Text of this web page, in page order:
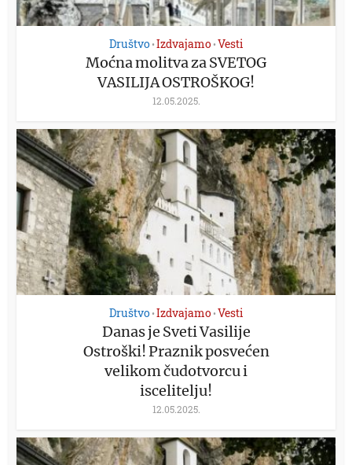
Društvo•Izdvajamo•Vesti
Moćna molitva za SVETOG
VASILIJA OSTROŠKOG!
12.05.2025.
Društvo•Izdvajamo•Vesti
Danas je Sveti Vasilije
Ostroški! Praznik posvećen
velikom čudotvorcu i
iscelitelju!
12.05.2025.